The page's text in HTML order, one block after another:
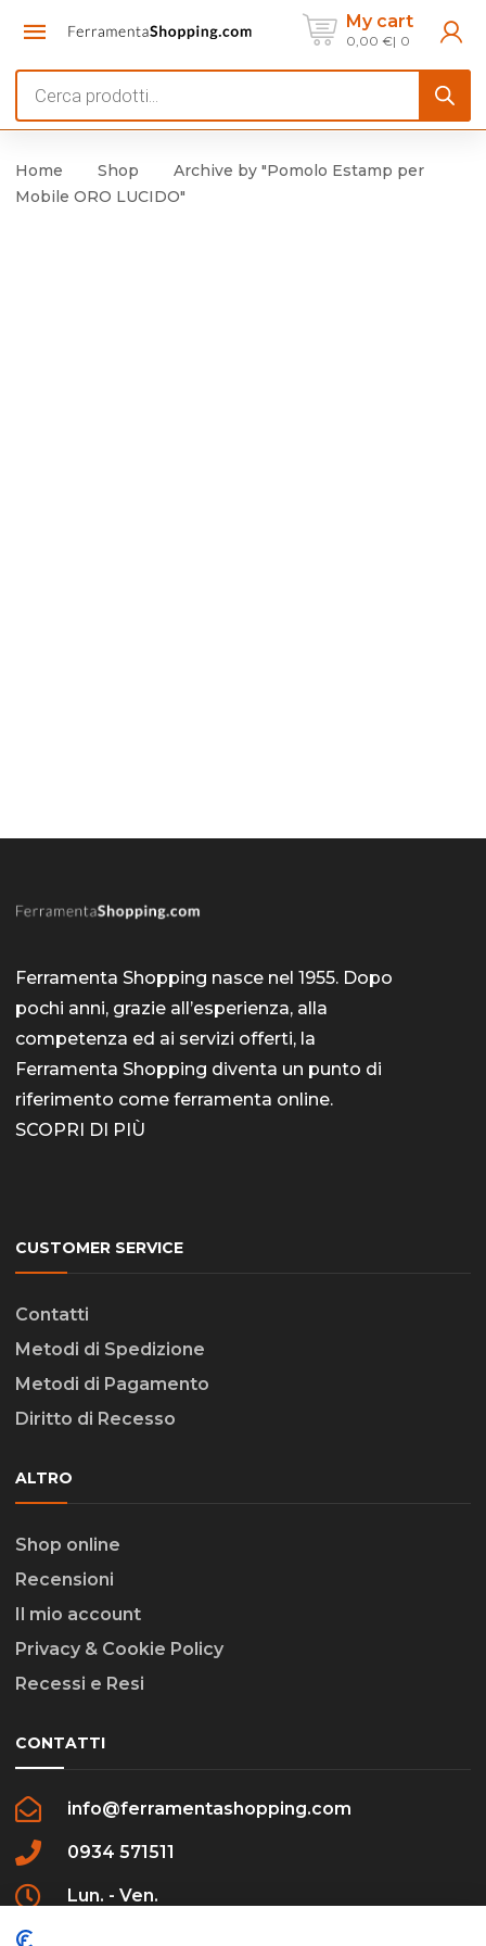
My cart
0,00 € 0
search
Home Shop
Archive by "Pomolo Estamp per
Mobile ORO LUCIDO"
Ferramenta Shopping nasce nel 1955. Dopo
pochi anni, grazie all’esperienza, alla
competenza ed ai servizi offerti, la
Ferramenta Shopping diventa un punto di
riferimento come ferramenta online.
SCOPRI DI PIÙ
CUSTOMER SERVICE
Contatti
Metodi di Spedizione
Metodi di Pagamento
Diritto di Recesso
ALTRO
Shop online
Recensioni
Il mio account
Privacy & Cookie Policy
Recessi e Resi
CONTATTI
info@ferramentashopping.com
0934 571511
Lun. - Ven.